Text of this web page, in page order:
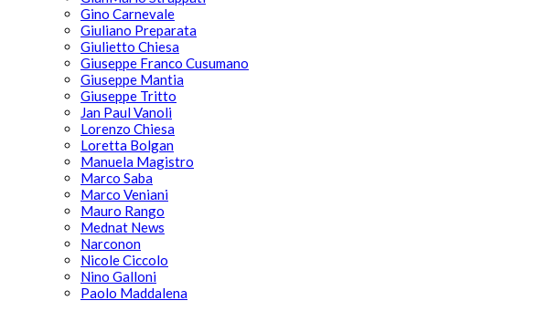
Gino Carnevale
Giuliano Preparata
Giulietto Chiesa
Giuseppe Franco Cusumano
Giuseppe Mantia
Giuseppe Tritto
Jan Paul Vanoli
Lorenzo Chiesa
Loretta Bolgan
Manuela Magistro
Marco Saba
Marco Veniani
Mauro Rango
Mednat News
Narconon
Nicole Ciccolo
Nino Galloni
Paolo Maddalena